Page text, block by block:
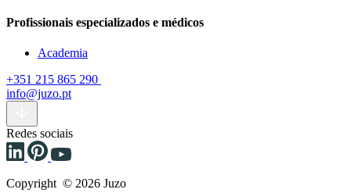
Profissionais especializados e médicos
Academia
+351 215 865 290
info@juzo.pt
Redes sociais
Copyright © 2026 Juzo